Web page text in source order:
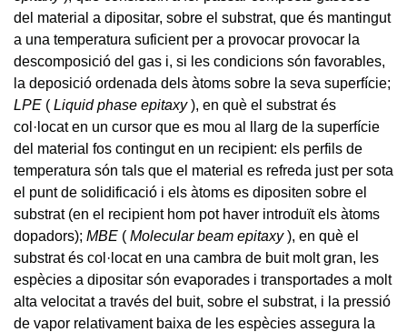
del material a dipositar, sobre el substrat, que és mantingut
a una temperatura suficient per a provocar provocar la
descomposició del gas i, si les condicions són favorables,
la deposició ordenada dels àtoms sobre la seva superfície;
LPE ( Liquid phase epitaxy), en què el substrat és
col·locat en un cursor que es mou al llarg de la superfície
del material fos contingut en un recipient: els perfils de
temperatura són tals que el material es refreda just per sota
el punt de solidificació i els àtoms es dipositen sobre el
substrat (en el recipient hom pot haver introduït els àtoms
dopadors); MBE ( Molecular beam epitaxy), en què el
substrat és col·locat en una cambra de buit molt gran, les
espècies a dipositar són evaporades i transportades a molt
alta velocitat a través del buit, sobre el substrat, i la pressió
de vapor relativament baixa de les espècies assegura la